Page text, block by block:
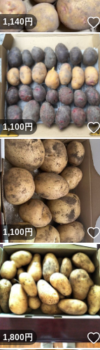
1,140円
1,100円
1,100円
1,800円